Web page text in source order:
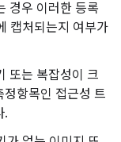
경우 이러한 등록
캡처되는지 여부가
또는 복잡성이 크
항목인 접근성 트
.